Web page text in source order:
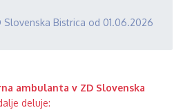
Slovenska Bistrica od 01.06.2026
ambulanta v ZD Slovenska
deluje: